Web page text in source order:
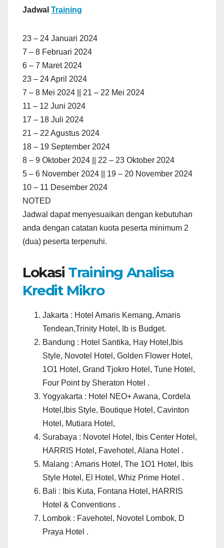
Jadwal Training
23 – 24 Januari 2024
7 – 8 Februari 2024
6 – 7 Maret 2024
23 – 24 April 2024
7 – 8 Mei 2024 || 21 – 22 Mei 2024
11 – 12 Juni 2024
17 – 18 Juli 2024
21 – 22 Agustus 2024
18 – 19 September 2024
8 – 9 Oktober 2024 || 22 – 23 Oktober 2024
5 – 6 November 2024 || 19 – 20 November 2024
10 – 11 Desember 2024
NOTED
Jadwal dapat menyesuaikan dengan kebutuhan
anda dengan catatan kuota peserta minimum 2
(dua) peserta terpenuhi.
Lokasi Training Analisa
Kredit Mikro
Jakarta : Hotel Amaris Kemang, Amaris
Tendean,Trinity Hotel, Ib is Budget.
Bandung : Hotel Santika, Hay Hotel,Ibis
Style, Novotel Hotel, Golden Flower Hotel,
1O1 Hotel, Grand Tjokro Hotel, Tune Hotel,
Four Point by Sheraton Hotel .
Yogyakarta : Hotel NEO+ Awana, Cordela
Hotel,Ibis Style, Boutique Hotel, Cavinton
Hotel, Mutiara Hotel,
Surabaya : Novotel Hotel, Ibis Center Hotel,
HARRIS Hotel, Favehotel, Alana Hotel .
Malang : Amaris Hotel, The 1O1 Hotel, Ibis
Style Hotel, El Hotel, Whiz Prime Hotel .
Bali : Ibis Kuta, Fontana Hotel, HARRIS
Hotel & Conventions .
Lombok : Favehotel, Novotel Lombok, D
Praya Hotel .